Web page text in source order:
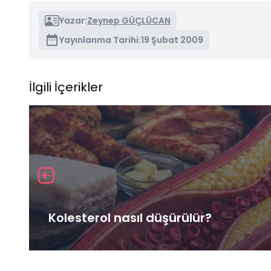
Yazar:Zeynep GÜÇLÜCAN
Yayınlanma Tarihi:19 Şubat 2009
İlgili İçerikler
Kolesterol nasıl düşürülür?